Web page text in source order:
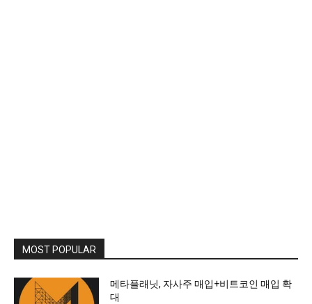
MOST POPULAR
메타플래닛, 자사주 매입+비트코인 매입 확
대